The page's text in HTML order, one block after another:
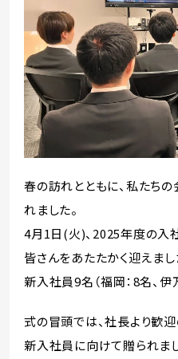
春の訪れとともに、私たち
れました。
4月1日(火)、2025年度の入
皆さんをあたたかく迎えまし
新入社員9名（福岡：8名、伊
式の冒頭では、社長より歓
新入社員に向けて贈られま